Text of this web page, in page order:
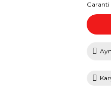
Garanti